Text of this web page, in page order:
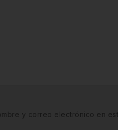
y correo electrónico en